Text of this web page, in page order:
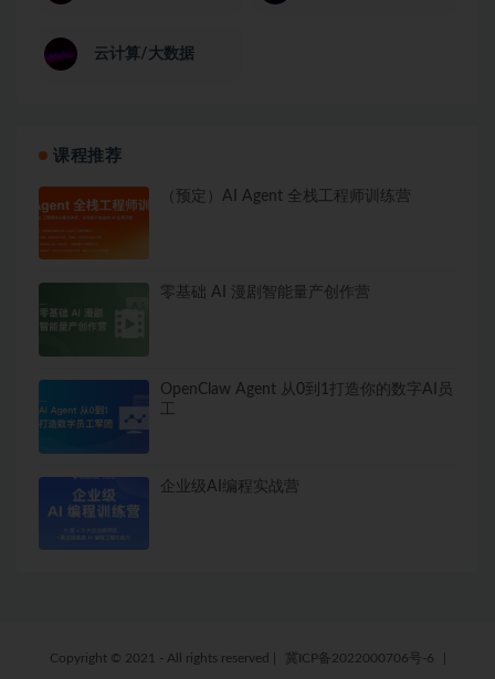
云计算/大数据
课程推荐
（预定）AI Agent 全栈工程师训练营
零基础 AI 漫剧智能量产创作营
OpenClaw Agent 从0到1打造你的数字AI员
工
企业级AI编程实战营
Copyright © 2021 - All rights reserved 冀ICP备2022000706号-6